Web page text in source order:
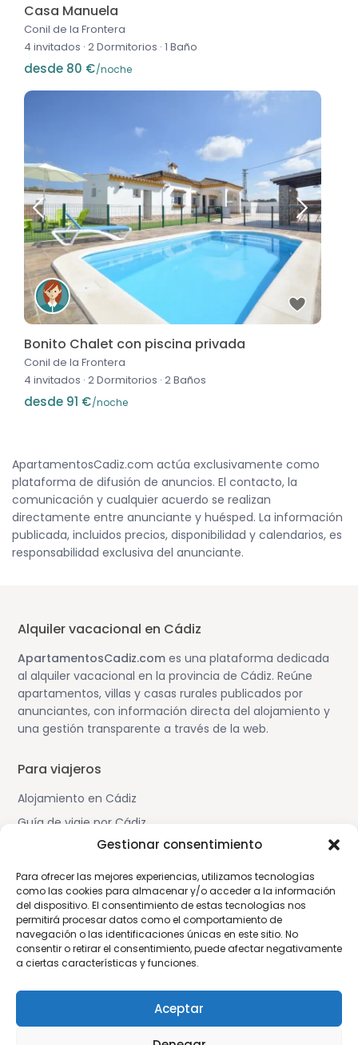
Gestionar consentimiento
Para ofrecer las mejores experiencias, utilizamos tecnologías
como las cookies para almacenar y/o acceder a la información
del dispositivo. El consentimiento de estas tecnologías nos
permitirá procesar datos como el comportamiento de
navegación o las identificaciones únicas en este sitio. No
consentir o retirar el consentimiento, puede afectar negativamente
a ciertas características y funciones.
Aceptar
Casa Manuela
Conil de la Frontera
4 invitados · 2 Dormitorios · 1 Baño
desde 80 €/noche
Bonito Chalet con piscina privada
Conil de la Frontera
4 invitados · 2 Dormitorios · 2 Baños
desde 91 €/noche
ApartamentosCadiz.com actúa exclusivamente como
plataforma de difusión de anuncios. El contacto, la
comunicación y cualquier acuerdo se realizan
directamente entre anunciante y huésped. La información
publicada, incluidos precios, disponibilidad y calendarios, es
responsabilidad exclusiva del anunciante.
Alquiler vacacional en Cádiz
ApartamentosCadiz.com es una plataforma dedicada
al alquiler vacacional en la provincia de Cádiz. Reúne
apartamentos, villas y casas rurales publicados por
anunciantes, con información directa del alojamiento y
una gestión transparente a través de la web.
Para viajeros
Alojamiento en Cádiz
Guía de viaje por Cádiz
Cómo funciona la plataforma
Para propietarios
Publica tu alojamiento
Aviso para anunciantes
Sobre la web
Política de privacidad